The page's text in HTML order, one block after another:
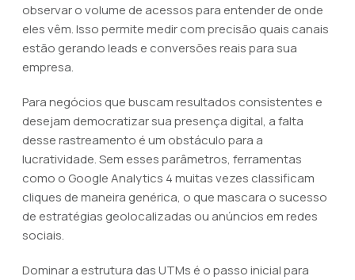
observar o volume de acessos para entender de onde
eles vêm. Isso permite medir com precisão quais canais
estão gerando leads e conversões reais para sua
empresa.
Para negócios que buscam resultados consistentes e
desejam democratizar sua presença digital, a falta
desse rastreamento é um obstáculo para a
lucratividade. Sem esses parâmetros, ferramentas
como o Google Analytics 4 muitas vezes classificam
cliques de maneira genérica, o que mascara o sucesso
de estratégias geolocalizadas ou anúncios em redes
sociais.
Dominar a estrutura das UTMs é o passo inicial para